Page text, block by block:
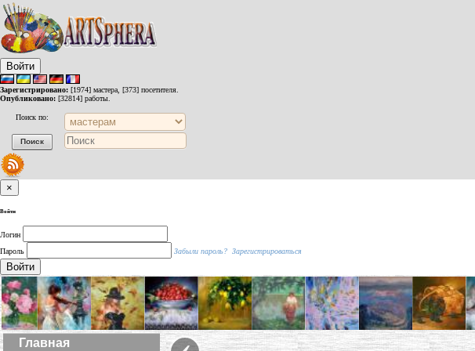
Войти
Зарегистрировано: [1974] мастера, [373] посетителя.
Опубликовано: [32814] работы.
Поиск по:
×
Войти
Логин
Пароль
Забыли пароль? Зарегистрироваться
Войти
Главная